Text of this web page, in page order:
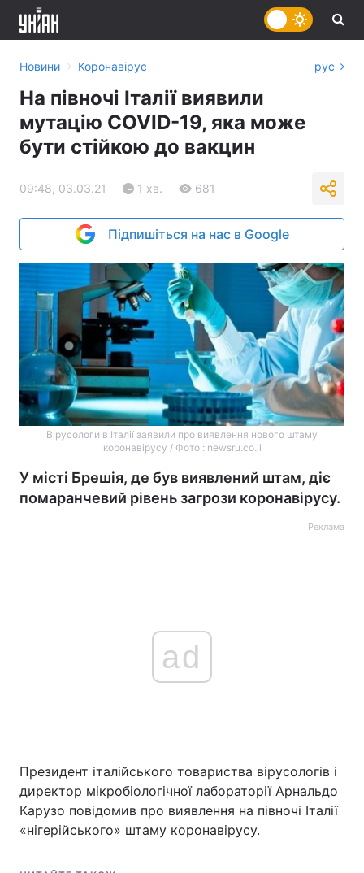
Головна Війна
Україна Політика
Економіка
Новини › Коронавірус рус
На півночі Італії виявили
мутацію COVID-19, яка може
бути стійкою до вакцин
09:48, 03.03.21 1 хв. 681
Підпишіться на нас в Google
Вірусологи в Італії заявили про виявлення нового штаму
коронавірусу / Фото : newsru.co.il
У місті Брешія, де був виявлений штам, діє
помаранчевий рівень загрози коронавірусу.
Реклама
ad
Президент італійського товариства вірусологів і
директор мікробіологічної лабораторії Арнальдо
Карузо повідомив про виявлення на півночі Італії
«нігерійського» штаму коронавірусу.